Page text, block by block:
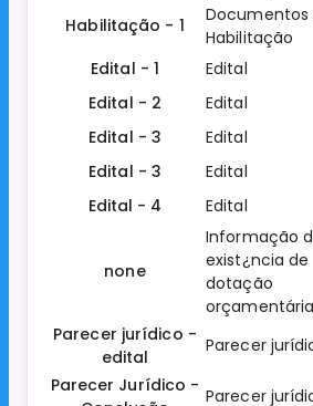
Habilitação - 1
Documentos
Habilitação
Edital - 1 Edital
Edital - 2
Edital
Edital - 3
Edital
Edital - 3
Edital
Edital - 4
Edital
none
Informação
exist¿ncia de
dotação
orçamentária
Parecer jurídico -
edital
Parecer
Parecer Jurídico - Parecer